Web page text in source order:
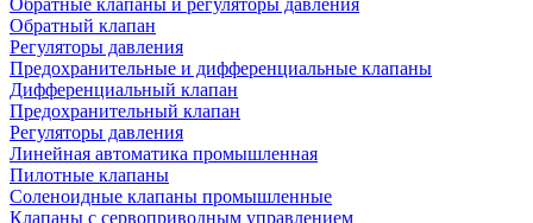
Обратные клапаны и регуляторы давления
Обратный клапан
Регуляторы давления
Предохранительные и дифференциальные клапаны
Дифференциальный клапан
Предохранительный клапан
Регуляторы давления
Линейная автоматика промышленная
Пилотные клапаны
Соленоидные клапаны промышленные
Клапаны с сервоприводным управлением